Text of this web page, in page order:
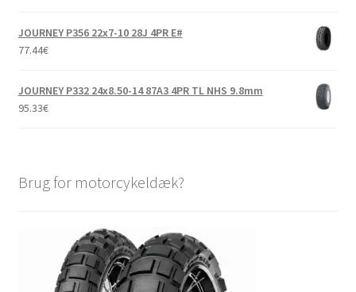
JOURNEY P356 22x7-10 28J 4PR E#
77.44€
JOURNEY P332 24x8.50-14 87A3 4PR TL NHS 9.8mm
95.33€
Brug for motorcykeldæk?